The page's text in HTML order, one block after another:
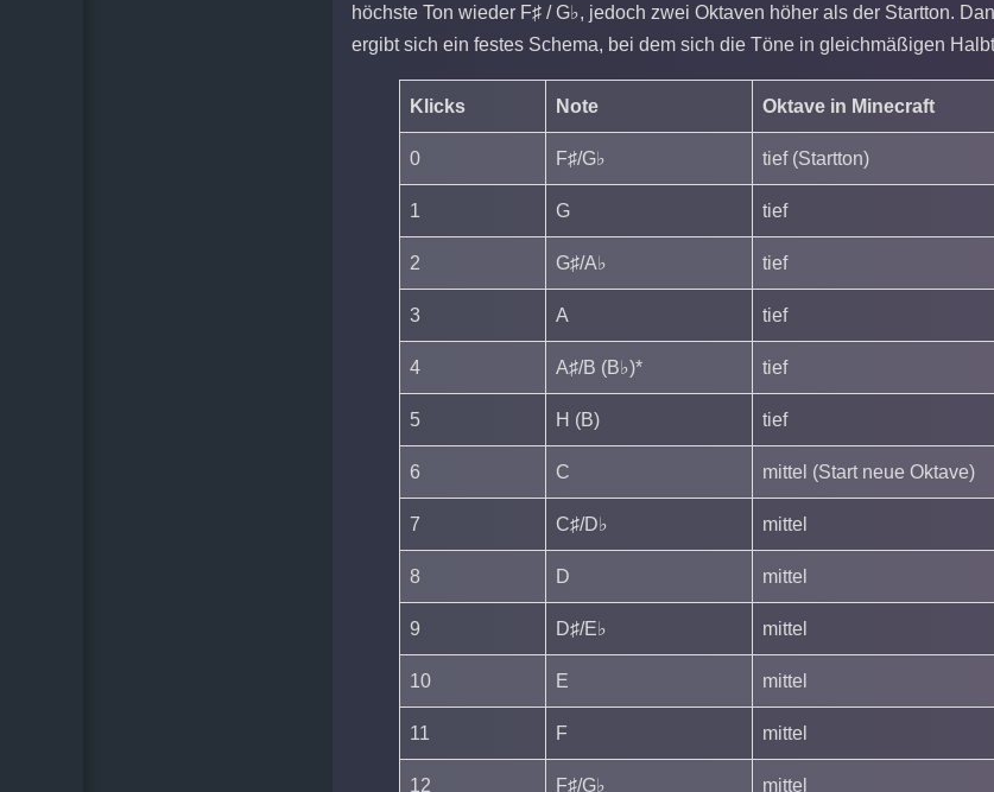
höchste Ton wieder F♯ / G♭, jedoch zwei Oktaven höher als der Startton.
ergibt sich ein festes Schema, bei dem sich die Töne in gleichmäßigen
Klicks Note Oktave in Minecraft
0 F♯/G♭ tief (Startton)
1 G tief
2 G♯/A♭ tief
3 A tief
4 A♯/B (B♭)* tief
5 H (B) tief
6 C mittel (Start neue Oktave)
7 C♯/D♭ mittel
8 D mittel
9 D♯/E♭ mittel
10 E mittel
11 F mittel
12 F♯/G♭ mittel